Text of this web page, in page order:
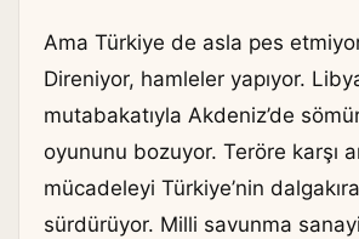
Ama Türkiye de asla pes
Direniyor, hamleler yapıyor.
mutabakatıyla Akdeniz’de
oyununu bozuyor. Teröre karşı
mücadeleyi Türkiye’nin
sürdürüyor. Milli savunma